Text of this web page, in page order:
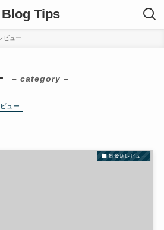
Blog Tips
ビュー
– category –
ュー
飲食店レビュー